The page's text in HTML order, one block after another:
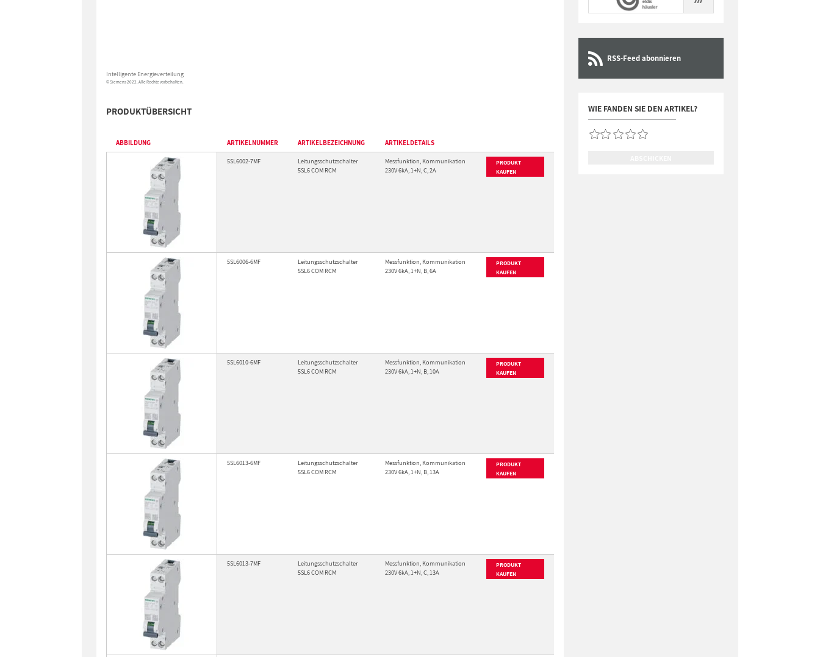
Intelligente Energieverteilung
© Siemens 2022. Alle Rechte vorbehalten.
PRODUKTÜBERSICHT
ABBILDUNG ARTIKELNUMMER ARTIKELBEZEICHNUNG ARTIKELDETAILS
5SL6002-7MF
Leitungsschutzschalter
5SL6 COM RCM
Messfunktion, Kommunikation
230V 6kA, 1+N, C, 2A
PRODUKT
KAUFEN
5SL6006-6MF
Leitungsschutzschalter
5SL6 COM RCM
Messfunktion, Kommunikation
230V 6kA, 1+N, B, 6A
PRODUKT
KAUFEN
5SL6010-6MF
Leitungsschutzschalter
5SL6 COM RCM
Messfunktion, Kommunikation
230V 6kA, 1+N, B, 10A
PRODUKT
KAUFEN
5SL6013-6MF
Leitungsschutzschalter
5SL6 COM RCM
Messfunktion, Kommunikation
230V 6kA, 1+N, B, 13A
PRODUKT
KAUFEN
5SL6013-7MF
Leitungsschutzschalter
5SL6 COM RCM
Messfunktion, Kommunikation
230V 6kA, 1+N, C, 13A
PRODUKT
KAUFEN
RSS-Feed abonnieren
WIE FANDEN SIE DEN ARTIKEL?